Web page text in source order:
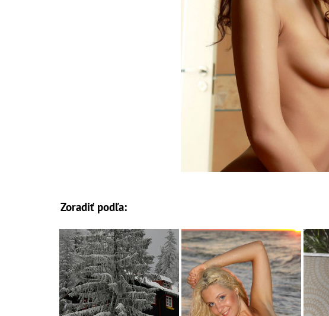
Zoradiť podľa: